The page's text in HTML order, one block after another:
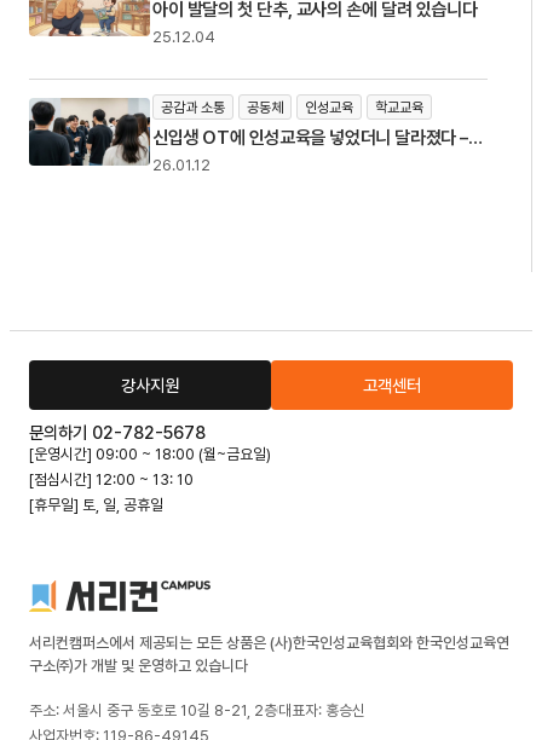
아이 발달의 첫 단추, 교사의 손에 달려 있습니다
25.12.04
공감과 소통 공동체 인성교육 학교교육
신입생 OT에 인성교육을 넣었더니 달라졌다 –
졸업생 후기에서 본 실제 변화
26.01.12
강사지원 고객센터
문의하기 02-782-5678
[운영시간] 09:00 ~ 18:00 (월~금요일)
[점심시간] 12:00 ~ 13: 10
[휴무일] 토, 일, 공휴일
서리컨캠퍼스에서 제공되는 모든 상품은 (사)한국인성교육협회와 한국인성교육연
구소㈜가 개발 및 운영하고 있습니다
주소: 서울시 중구 동호로 10길 8-21, 2층대표자: 홍승신
사업자번호: 119-86-49145